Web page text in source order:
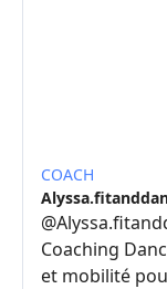
COACH
@
Coaching
et mobilité